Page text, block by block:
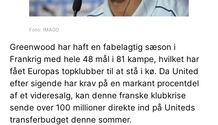
Foto: IMAGO
Greenwood har haft en fabelagtig sæson i
Frankrig med hele 48 mål i 81 kampe, hvilket har
fået Europas topklubber til at stå i kø. Da United
efter sigende har krav på en markant procentdel
af et videresalg, kan denne franske klubkrise
sende over 100 millioner direkte ind på Uniteds
transferbudget denne sommer.